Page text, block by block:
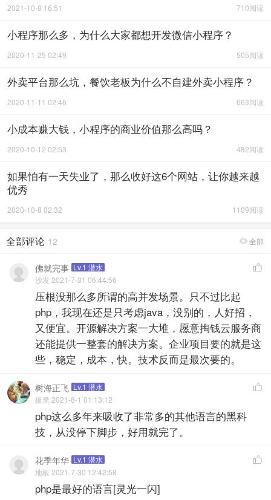
710阅读
2021-10-8 16:51
小程序那么多，为什么大家都想开发微信小程序？
505阅读
2020-11-25 02:49
外卖平台那么坑，餐饮老板为什么不自建外卖小程序？
663阅读
2020-11-11 02:46
小成本赚大钱，小程序的商业价值那么高吗？
482阅读
2020-10-12 02:53
如果怕有一天失业了，那么收好这6个网站，让你越来越
优秀
1109阅读
2020-10-8 02:32
 全部
全部评论 12

佛就完事 Lv.1 潜水
沙发 2021-7-31 06:44:56
压根没那么多所谓的高并发场景。只不过比起
php，我现在还是只考虑java，没别的，人好招，
又便宜。开源解决方案一大堆，愿意掏钱云服务商
还能提供一整套的解决方案。企业项目要的就是这
些，稳定，成本，快。技术反而是最次要的。

树海正飞 Lv.1 潜水
板凳 2021-8-1 01:13:12
php这么多年来吸收了非常多的其他语言的黑科
技，从没停下脚步，好用就完了。

花季年华 Lv.1 潜水
地板 2021-7-30 12:42:58
php是最好的语言[灵光一闪]